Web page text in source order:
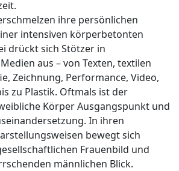
ihre persönlichen
intensiven körperbetonten
drückt sich Stötzer in
aus – von Texten, textilen
Zeichnung, Performance, Video,
zu Plastik. Oftmals ist der
Körper Ausgangspunkt und
In ihren
bewegt sich
Frauenbild und
männlichen Blick.